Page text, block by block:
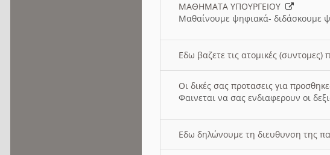
ΜΑΘΗΜΑΤΑ ΥΠΟΥΡΓΕΙΟΥ
Μαθαίνουμε ψηφιακά- διδάσκουμε
Εδω βαζετε τις ατομικές (συντομες)
Οι δικές σας προτασεις για
Φαινεται να σας ενδιαφερουν οι
Εδω δηλώνουμε τη διευθυνση της